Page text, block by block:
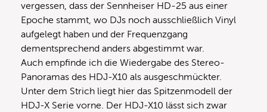
vergessen, dass der Sennheiser HD-25 aus einer
Epoche stammt, wo DJs noch ausschließlich Vinyl
aufgelegt haben und der Frequenzgang
dementsprechend anders abgestimmt war.
Auch empfinde ich die Wiedergabe des Stereo-
Panoramas des HDJ-X10 als ausgeschmückter.
Unter dem Strich liegt hier das Spitzenmodell der
HDJ-X Serie vorne. Der HDJ-X10 lässt sich zwar